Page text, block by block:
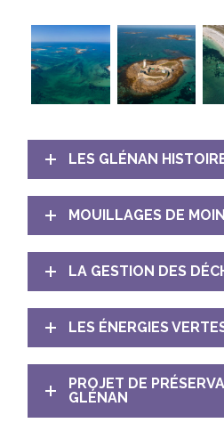
LES GLÉNAN
MOUILLAGES DE
LA GESTION DES
LES ÉNERGIES
PROJET DE
GLÉNAN